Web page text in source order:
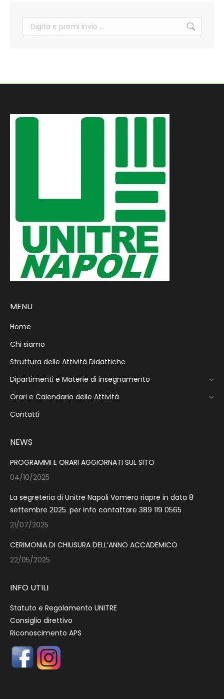
MENU
Home
Chi siamo
Struttura delle Attività Didattiche
Dipartimenti e Materie di insegnamento
Orari e Calendario delle Attività
Contatti
NEWS
PROGRAMMI E ORARI AGGIORNATI SUL SITO
04/10/2025
La segreteria di Unitre Napoli Vomero riapre in data 8
settembre 2025. per info contattare 389 119 0565
21/07/2025
CERIMONIA DI CHIUSURA DELL’ANNO ACCADEMICO
22/05/2025
INFO UTILI
Statuto e Regolamento UNITRE
Consiglio direttivo
Riconoscimento APS